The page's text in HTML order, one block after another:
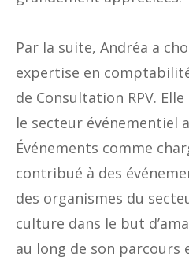
Par la suite, Andréa a
expertise en
de Consultation RPV.
le secteur événementiel
Événements comme
contribué à des
des organismes du
culture dans le but
au long de son parcours